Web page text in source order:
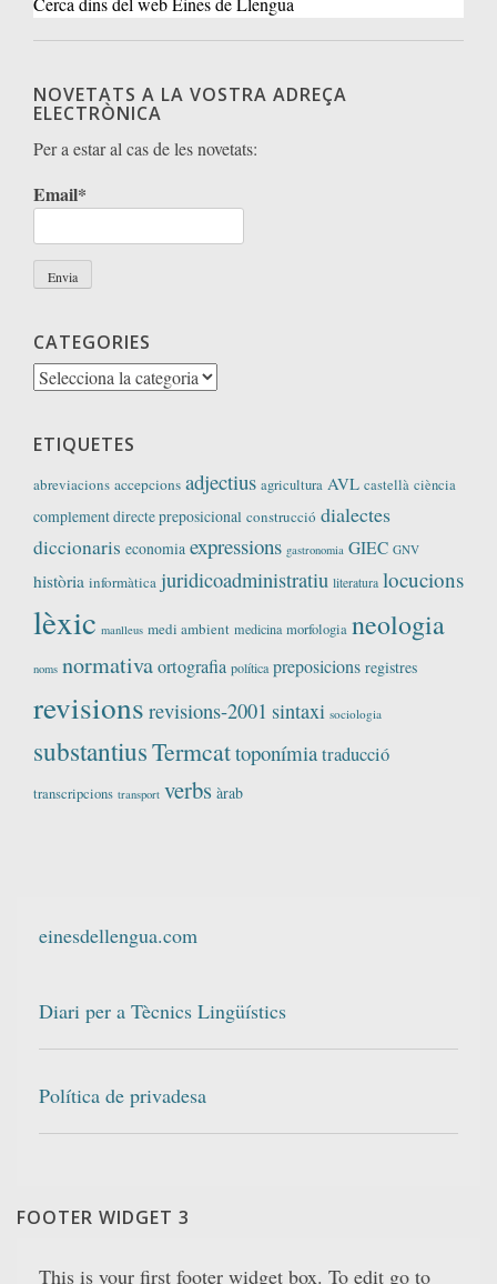
NOVETATS A LA VOSTRA ADREÇA
ELECTRÒNICA
Per a estar al cas de les novetats:
Email*
CATEGORIES
Categories
ETIQUETES
abreviacions accepcions adjectius agricultura AVL castellà ciència
complement directe preposicional construcció dialectes
diccionaris economia expressions gastronomia GIEC GNV
història informàtica juridicoadministratiu literatura locucions
lèxic manlleus medi ambient medicina morfologia neologia
noms normativaortografia política preposicions registres
revisions revisions-2001 sintaxi sociologia
substantiusTermcattoponímiatraducció
transcripcions transport verbs àrab
einesdellengua.com
Diari per a Tècnics Lingüístics
Política de privadesa
FOOTER WIDGET 3
This is your first footer widget box. To edit go to